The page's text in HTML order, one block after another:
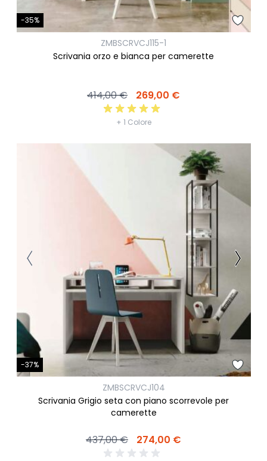
-35%
ZMBSCRVCJ115-1
Scrivania orzo e bianca per camerette
414,00 € 269,00 €
+ 1 Colore
-37%
ZMBSCRVCJ104
Scrivania Grigio seta con piano scorrevole per
camerette
437,00 € 274,00 €